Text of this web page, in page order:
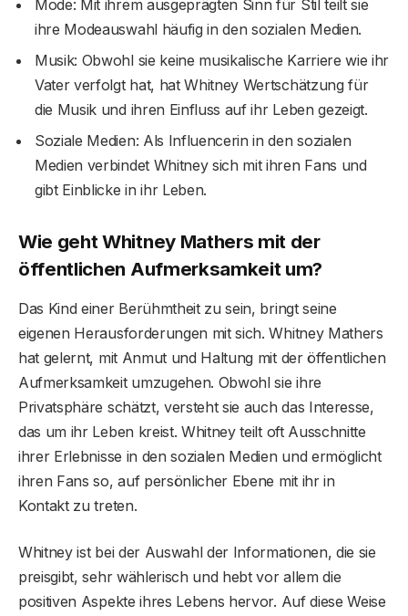
Mode: Mit ihrem ausgeprägten Sinn für Stil teilt sie
ihre Modeauswahl häufig in den sozialen Medien.
Musik: Obwohl sie keine musikalische Karriere wie ihr
Vater verfolgt hat, hat Whitney Wertschätzung für
die Musik und ihren Einfluss auf ihr Leben gezeigt.
Soziale Medien: Als Influencerin in den sozialen
Medien verbindet Whitney sich mit ihren Fans und
gibt Einblicke in ihr Leben.
Wie geht Whitney Mathers mit der
öffentlichen Aufmerksamkeit um?
Das Kind einer Berühmtheit zu sein, bringt seine
eigenen Herausforderungen mit sich. Whitney Mathers
hat gelernt, mit Anmut und Haltung mit der öffentlichen
Aufmerksamkeit umzugehen. Obwohl sie ihre
Privatsphäre schätzt, versteht sie auch das Interesse,
das um ihr Leben kreist. Whitney teilt oft Ausschnitte
ihrer Erlebnisse in den sozialen Medien und ermöglicht
ihren Fans so, auf persönlicher Ebene mit ihr in
Kontakt zu treten.
Whitney ist bei der Auswahl der Informationen, die sie
preisgibt, sehr wählerisch und hebt vor allem die
positiven Aspekte ihres Lebens hervor. Auf diese Weise